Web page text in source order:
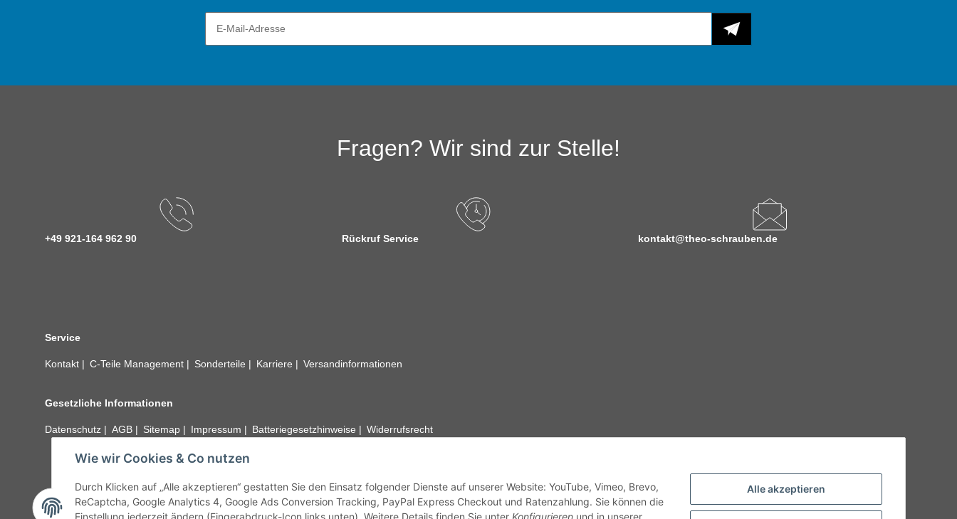
Alle akzeptieren
Wie wir Cookies & Co nutzen
Durch Klicken auf „Alle akzeptieren“ gestatten Sie den Einsatz folgender Dienste auf unserer Website: YouTube, Vimeo, Brevo,
ReCaptcha, Google Analytics 4, Google Ads Conversion Tracking, PayPal Express Checkout und Ratenzahlung. Sie können die
Einstellung jederzeit ändern (Fingerabdruck-Icon links unten). Weitere Details finden Sie unter Konfigurieren und in unserer
Fragen? Wir sind zur Stelle!
+49 921-164 962 90 Rückruf Service kontakt@theo-schrauben.de
Service
Kontakt C-Teile Management Sonderteile Karriere Versandinformationen
Gesetzliche Informationen
Datenschutz AGB Sitemap Impressum Batteriegesetzhinweise Widerrufsrecht
unseren Kundenservice. Abbildungen der Artikel können beispielhaft sein und vom Produkt abweichen.